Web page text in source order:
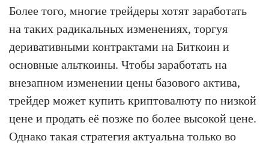
Более того, многие трейдеры хотят заработать
на таких радикальных изменениях, торгуя
деривативными контрактами на Биткоин и
основные альткоины. Чтобы заработать на
внезапном изменении цены базового актива,
трейдер может купить криптовалюту по низкой
цене и продать её позже по более высокой цене.
Однако такая стратегия актуальна только во